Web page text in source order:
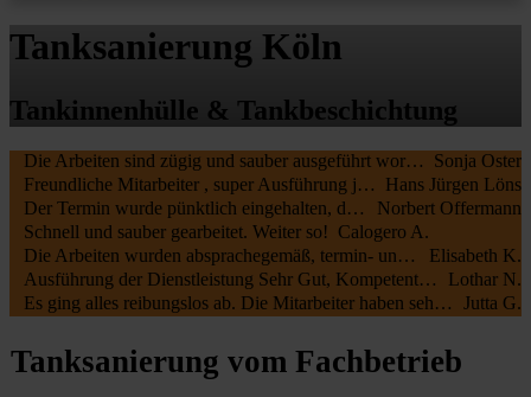
Tanksanierung Köln
Tankinnenhülle & Tankbeschichtung
Sonja Oster
Die Arbeiten sind zügig und sauber ausgeführt worden, wir waren sehr zufrieden. Die MA waren freundlich , nochmal ein Danke schön an die beiden.
Hans Jürgen Löns
Freundliche Mitarbeiter , super Ausführung jederzeit zu empfehlen
Norbert Offermann
Der Termin wurde pünktlich eingehalten, die Mitarbeiter waren kundenfreundlich und haben alles gut erledigt. Die Rechnung entsprach dem Auftrag.
Calogero A.
Schnell und sauber gearbeitet. Weiter so!
Elisabeth K.
Die Arbeiten wurden absprachegemäß, termin- und fachgerecht zu unserer vollsten Zufriedenheit durchgeführt. Sehr freundliche Kommunikation sowohl mit Öltank24 als auch mit der Fa. Botec
Lothar N.
Ausführung der Dienstleistung Sehr Gut, Kompetente Mitarbeiter, Sehr Freundliches Personal
Jutta G.
Es ging alles reibungslos ab. Die Mitarbeiter haben sehr schnell und sauber gearbeitet.
Tanksanierung vom Fachbetrieb